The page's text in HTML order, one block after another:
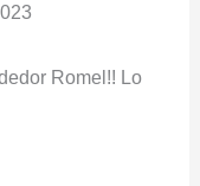
Romel!! Lo